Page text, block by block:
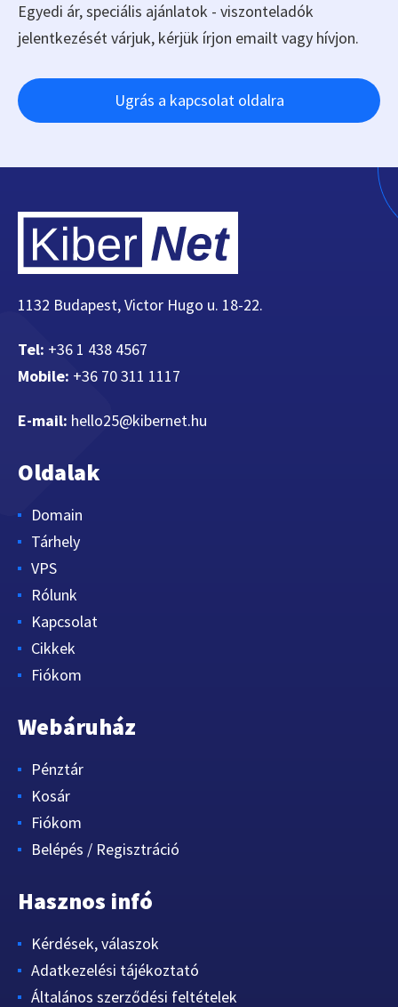
Egyedi ár, speciális ajánlatok - viszonteladók
jelentkezését várjuk, kérjük írjon emailt vagy hívjon.
Ugrás a kapcsolat oldalra
1132 Budapest, Victor Hugo u. 18-22.
Tel: +36 1 438 4567
Mobile: +36 70 311 1117
E-mail: hello25@kibernet.hu
Oldalak
Domain
Tárhely
VPS
Rólunk
Kapcsolat
Cikkek
Fiókom
Webáruház
Pénztár
Kosár
Fiókom
Belépés / Regisztráció
Hasznos infó
Kérdések, válaszok
Adatkezelési tájékoztató
Általános szerződési feltételek